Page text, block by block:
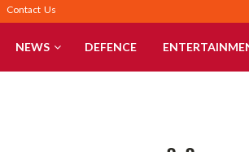
Contact Us
NEWS DEFENCE